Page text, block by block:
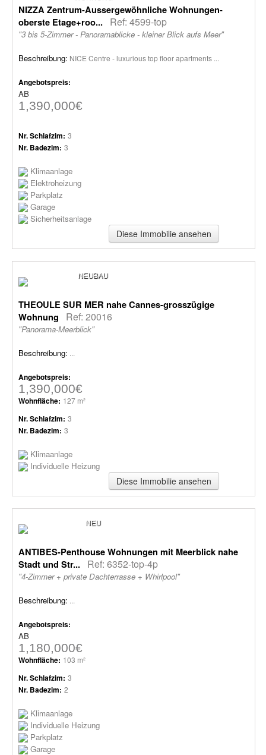
NIZZA Zentrum-Aussergewöhnliche Wohnungen-
oberste Etage+roo...
Ref: 4599-top
"3 bis 5-Zimmer - Panoramablicke - kleiner Blick aufs Meer"
Beschreibung: NICE Centre - luxurious top floor apartments ...
Angebotspreis:
AB
1,390,000€
Nr. Schlafzim: 3
Nr. Badezim: 3
Klimaanlage
Elektroheizung
Parkplatz
Garage
Sicherheitsanlage
Diese Immobilie ansehen
NEUBAU
THEOULE SUR MER nahe Cannes-grosszügige
Wohnung
Ref: 20016
"Panorama-Meerblick"
Beschreibung: ...
Angebotspreis:
1,390,000€
Wohnfläche: 127 m²
Nr. Schlafzim: 3
Nr. Badezim: 3
Klimaanlage
Individuelle Heizung
Diese Immobilie ansehen
NEU
ANTIBES-Penthouse Wohnungen mit Meerblick nahe
Stadt und Str...
Ref: 6352-top-4p
"4-Zimmer + private Dachterrasse + Whirlpool"
Beschreibung: ...
Angebotspreis:
AB
1,180,000€
Wohnfläche: 103 m²
Nr. Schlafzim: 3
Nr. Badezim: 2
Klimaanlage
Individuelle Heizung
Parkplatz
Garage